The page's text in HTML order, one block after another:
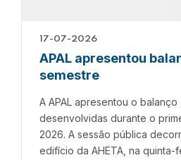
17-07-2026
APAL apresentou
semestre
A APAL apresentou o
desenvolvidas durante o
2026. A sessão pública
edifício da AHETA, na quinta-